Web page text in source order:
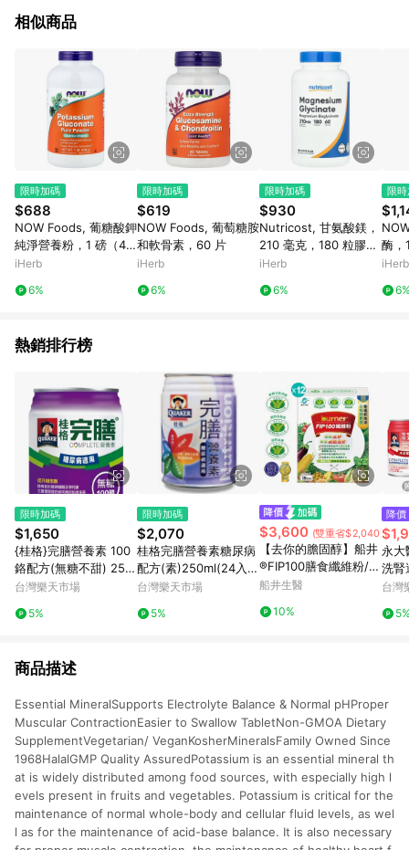
碼或獎勵代碼 （會獲得獎勵金） 、英文數字亂數組合，如
格。 4.符合贈點資格者，將於出貨後3個工作日陸續發送交易訊
息通知。 5.點數將於廠商出貨後，隔天起算85天後陸續確認發
送。 6.國際商家之商品金額及回饋點數依據將以商品未稅價格為
準。 7.國際商家之商品金額可能受匯率影響而有微幅差異。 8. 如
需確認訂單回饋資格，僅提供訂購後60天內的訂單查詢。 9.多筆
訂單連續下單 : 每一筆訂單皆需獨立從LINE購物完成跳轉，在您
完成一筆訂單的跳轉及結帳後，若需再次下單，請務必重新透過
相似商品
限時加碼
$688
NOW Foods, 葡糖酸鉀
純淨營養粉，1 磅（45
4 克）
iHerb
6%
限時加碼
$619
NOW Foods, 葡萄糖胺
和軟骨素，60 片
iHerb
6%
限時加碼
$930
Nutricost, 甘氨酸鎂，
210 毫克，180 粒膠囊
（每粒膠囊 70 毫克）
iHerb
6%
限
酶，
素食
iHerb
熱銷排行榜
限時加碼
$1,650
{桂格}完膳營養素 100
鉻配方(無糖不甜) 250
ml*24罐/箱 *小柚子*
台灣樂天市場
5%
限時加碼
$2,070
桂格完膳營養素糖尿病
配方(素)250ml(24入)
【合康連鎖藥局】
台灣樂天市場
5%
$3,600 (雙重省$2,040)
【去你的膽固醇】船井
®FIP100膳食纖維粉/調
節血脂/血糖/膽固醇/三
善超值組
船井生醫
10%
降價
永大
洗腎
惠
台灣
商品描述
Essential MineralSupports Electrolyte Balance & Normal pHProper
Muscular ContractionEasier to Swallow TabletNon-GMOA Dietary
SupplementVegetarian/ VeganKosherMineralsFamily Owned Since
1968HalalGMP Quality AssuredPotassium is an essential mineral th
at is widely distributed among food sources, with especially high l
evels present in fruits and vegetables. Potassium is critical for the
maintenance of normal whole-body and cellular fluid levels, as wel
l as for the maintenance of acid-base balance. It is also necessary